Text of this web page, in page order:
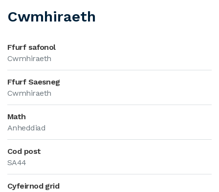
Cwmhiraeth
Ffurf safonol
Cwmhiraeth
Ffurf Saesneg
Cwmhiraeth
Math
Anheddiad
Cod post
SA44
Cyfeirnod grid